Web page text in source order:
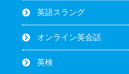
英語スラング
オンライン英会話
英検